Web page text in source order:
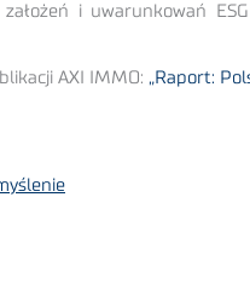
i uwarunkowań
AXI IMMO: „Raport: